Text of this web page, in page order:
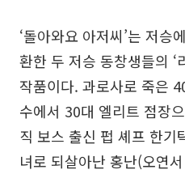
‘돌아와요 아저씨’는 저승
환한 두 저승 동창생들의
작품이다. 과로사로 죽은
수에서 30대 엘리트 점장
직 보스 출신 펍 셰프 한기
녀로 되살아난 홍난(오연